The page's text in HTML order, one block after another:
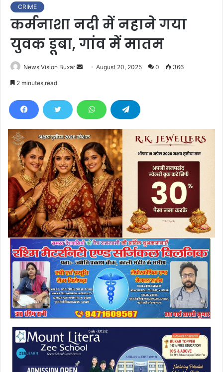
CRIME
कर्मनाशा नदी में नहाने गया
युवक डूबा, गांव में मातम
News Vision Buxar
d
e
m
a
i
l
August 20, 2025 0 366
2 minutes read